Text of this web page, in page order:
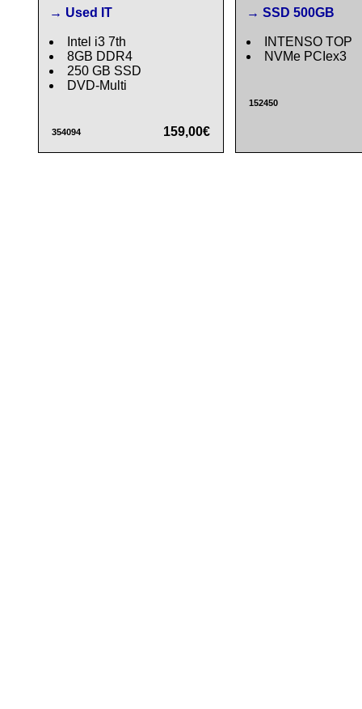
→ Used IT
Intel i3 7th
8GB DDR4
250 GB SSD
DVD-Multi
354094 159,00€
→ SSD 500GB
INTENSO TOP
NVMe PCIex3
152450